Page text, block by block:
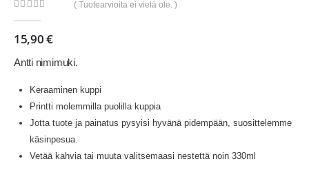
( Tuotearvioita ei vielä ole. )
15,90€
Antti nimimuki.
Keraaminen kuppi
Printti molemmilla puolilla kuppia
Jotta tuote ja painatus pysyisi hyvänä pidempään, suosittelemme
käsinpesua.
Vetää kahvia tai muuta valitsemaasi nestettä noin 330ml